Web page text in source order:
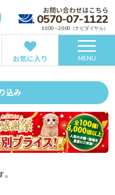
お問い合わせはこちら
0570-07-1122
10:00～20:00（ナビダイヤル）
お気に入り MENU
込み